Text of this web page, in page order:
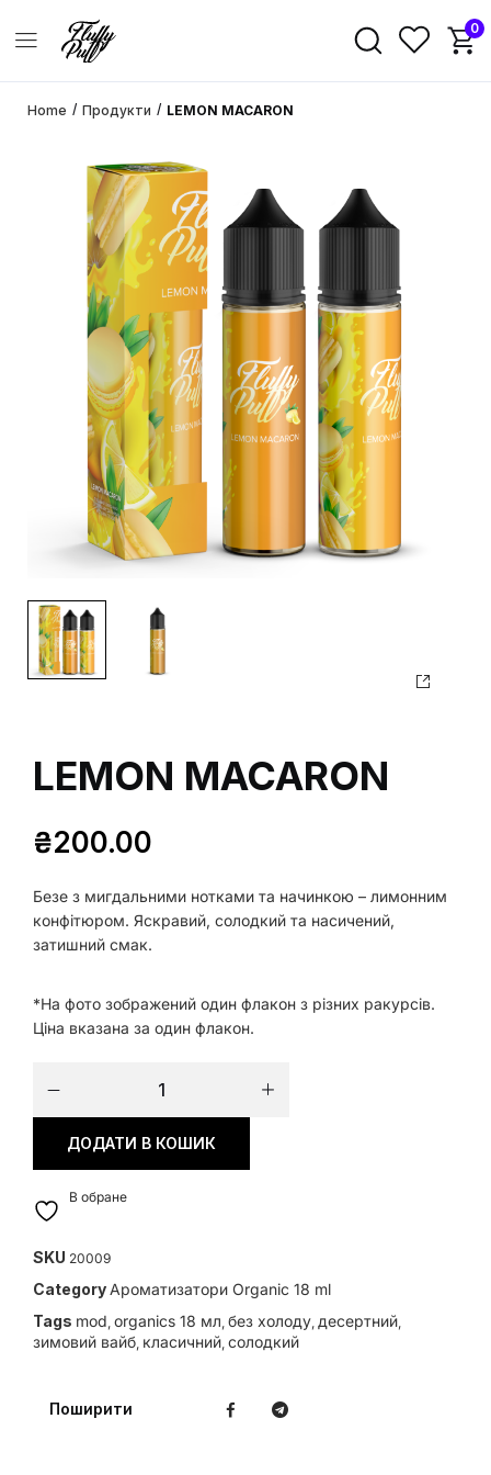
0
Home / Продукти / LEMON MACARON
LEMON MACARON
₴200.00
Безе з мигдальними нотками та начинкою – лимонним
конфітюром. Яскравий, солодкий та насичений,
затишний смак.
*На фото зображений один флакон з різних ракурсів.
Ціна вказана за один флакон.
ДОДАТИ В КОШИК
В обране
SKU 20009
Category Ароматизатори Organic 18 ml
Tags mod organics 18 мл без холоду десертний
зимовий вайб класичний солодкий
Поширити